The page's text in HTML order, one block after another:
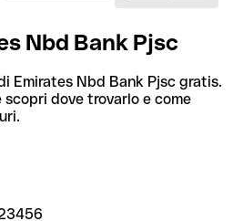
Nbd Bank Pjsc
Emirates Nbd Bank Pjsc gratis.
dove trovarlo e come